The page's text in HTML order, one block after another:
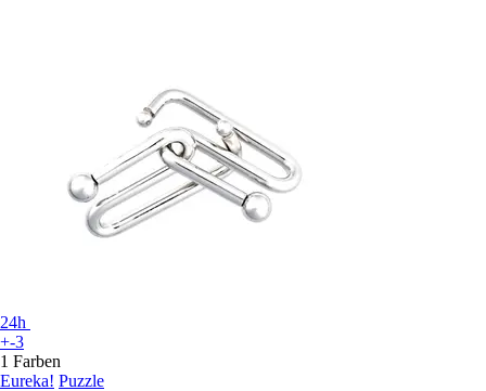
24h
+-3
1 Farben
Eureka! Puzzle